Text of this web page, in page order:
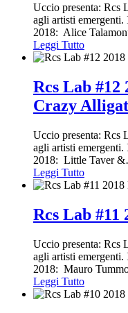
Uccio presenta: Rcs
agli artisti
2018: Alice
Leggi Tutto
Rcs Lab
Crazy
Uccio presenta: Rcs
agli artisti
2018: Little Taver &
Leggi Tutto
Rcs Lab #11
Uccio presenta: Rcs
agli artisti
2018: Mauro
Leggi Tutto